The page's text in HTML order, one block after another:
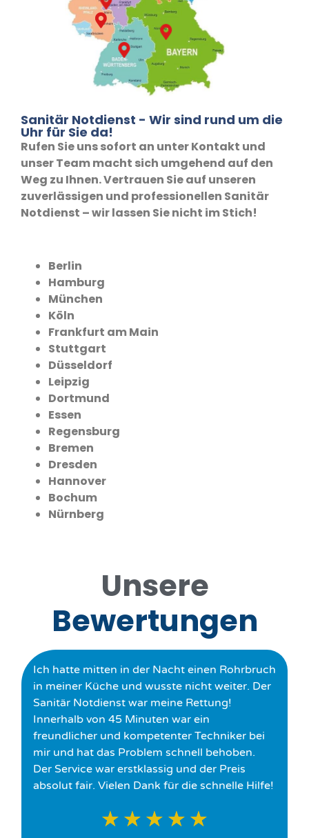
Sanitär Notdienst - Wir sind rund um die
Uhr für Sie da!
Rufen Sie uns sofort an unter Kontakt und
unser Team macht sich umgehend auf den
Weg zu Ihnen. Vertrauen Sie auf unseren
zuverlässigen und professionellen Sanitär
Notdienst – wir lassen Sie nicht im Stich!
Berlin
Hamburg
München
Köln
Frankfurt am Main
Stuttgart
Düsseldorf
Leipzig
Dortmund
Essen
Regensburg
Bremen
Dresden
Hannover
Bochum
Nürnberg
Unsere
Bewertungen
Ich hatte mitten in der Nacht einen Rohrbruch
in meiner Küche und wusste nicht weiter. Der
Sanitär Notdienst war meine Rettung!
Innerhalb von 45 Minuten war ein
freundlicher und kompetenter Techniker bei
mir und hat das Problem schnell behoben.
Der Service war erstklassig und der Preis
absolut fair. Vielen Dank für die schnelle Hilfe!
★ ★ ★ ★ ★